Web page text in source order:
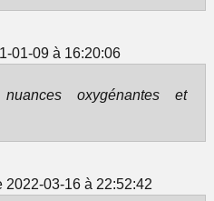
01-09 à 16:20:06
oxygénantes et
03-16 à 22:52:42